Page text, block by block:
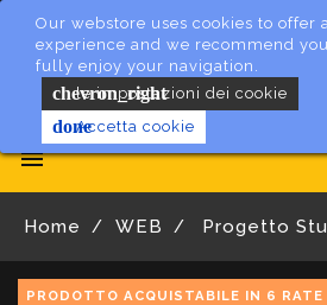
Our webstore uses cookies to offer
experience and we recommend
fully enjoy your navigation.
chevron_right
le impostazioni dei cookie
doneAccetta cookie

Home WEB Progetto
PRODOTTO ACQUISTABILE IN 6 RATE